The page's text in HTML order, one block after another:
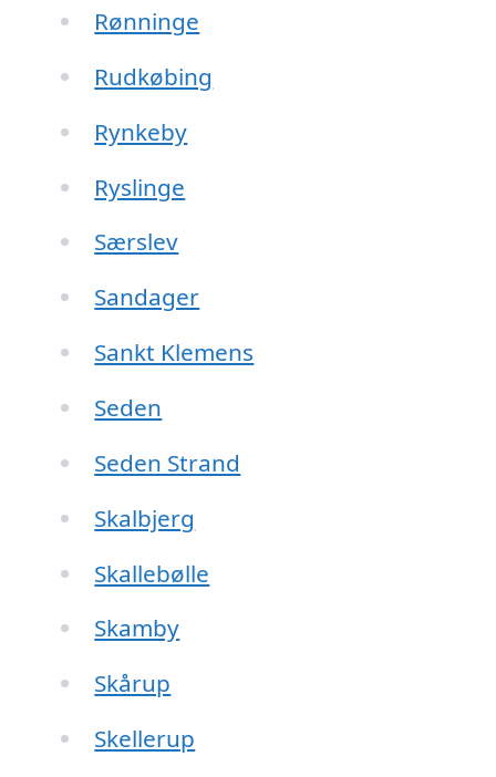
Rønninge
Rudkøbing
Rynkeby
Ryslinge
Særslev
Sandager
Sankt Klemens
Seden
Seden Strand
Skalbjerg
Skallebølle
Skamby
Skårup
Skellerup